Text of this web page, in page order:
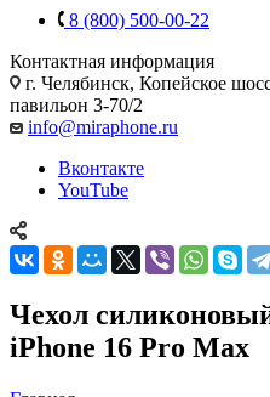
8 (800) 500-00-22
Контактная информация
г. Челябинск, Копейское
павильон 3-70/2
info@miraphone.ru
Вконтакте
YouTube
Чехол
iPhone 16 Pro Max